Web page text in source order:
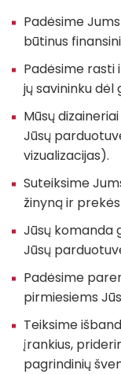
Padėsime
būtinus
Padėsime
jų savininku dėl
Mūsų
Jūsų
vizualizacijas).
Suteiksime
žinyną ir
Jūsų komanda
Jūsų
Padėsime
pirmiesiems
Teiksime
įrankius,
pagrindinių